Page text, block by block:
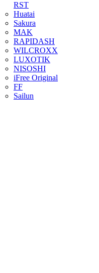
RST
Huatai
Sakura
MAK
RAPIDASH
WILCROXX
LUXOTIK
NISOSHI
iFree Original
FF
Sailun